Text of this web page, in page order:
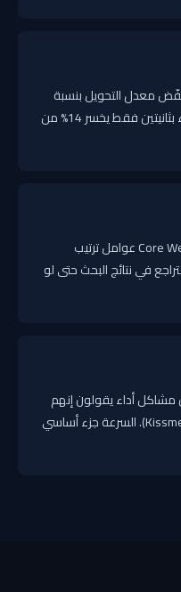
معدل التحويل بنسبة
تصل إلى 7% (Akamai). موقع بطيء بثانيتين فقط يخسر 14% من
منذ 2021 سرعة الموقع وCore Web Vitals عوامل ترتيب
في نتائج البحث حتى لو
مشاكل أداء يقولون إنهم
لن يعودوا للموقع مرة أخرى (Kissmetrics). السرعة جزء أساسي